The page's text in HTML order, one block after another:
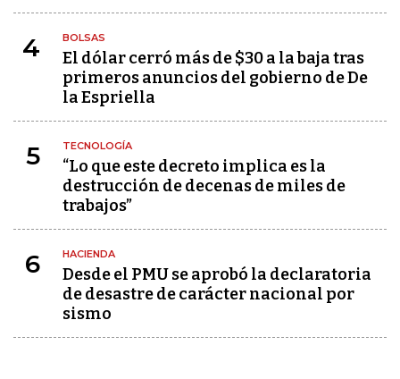
4 BOLSAS
El dólar cerró más de $30 a la baja tras
primeros anuncios del gobierno de De
la Espriella
5 TECNOLOGÍA
“Lo que este decreto implica es la
destrucción de decenas de miles de
trabajos”
6 HACIENDA
Desde el PMU se aprobó la declaratoria
de desastre de carácter nacional por
sismo